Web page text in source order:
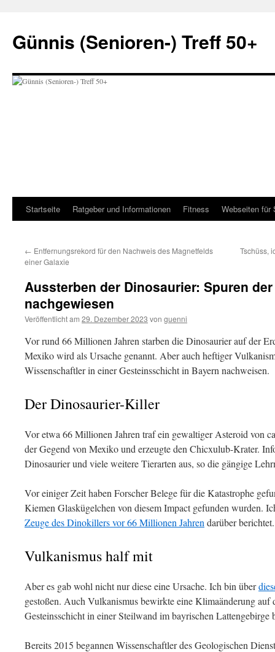
springen
Günnis (Senioren-) Treff 50+
Startseite Ratgeber und Informationen Fitness Webseiten für
← Entfernungsrekord für den Nachweis des Magnetfelds
einer Galaxie
Tschüss,
Aussterben der Dinosaurier: Spuren
nachgewiesen
Veröffentlicht am 29. Dezember 2023 von guenni
Vor rund 66 Millionen Jahren starben die Dinosaurier auf der
Mexiko wird als Ursache genannt. Aber auch heftiger
Wissenschaftler in einer Gesteinsschicht in Bayern nachweisen.
Der Dinosaurier-Killer
Vor etwa 66 Millionen Jahren traf ein gewaltiger Asteroid von
der Gegend von Mexiko und erzeugte den Chicxulub-Krater.
Dinosaurier und viele weitere Tierarten aus, so die gängige
Vor einiger Zeit haben Forscher Belege für die Katastrophe
Kiemen Glaskügelchen von diesem Impact gefunden wurden.
Zeuge des Dinokillers vor 66 Millionen Jahren darüber berichtet.
Vulkanismus half mit
Aber es gab wohl nicht nur diese eine Ursache. Ich bin über
gestoßen. Auch Vulkanismus bewirkte eine Klimaänderung auf
Gesteinsschicht in einer Steilwand im bayrischen Lattengebirge
Bereits 2015 begannen Wissenschaftler des Geologischen